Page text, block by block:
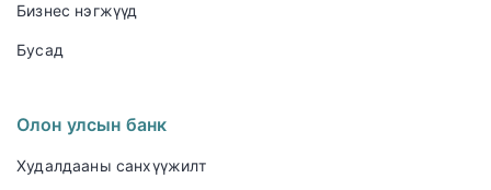
Бизнес нэгжүүд
Бусад
Олон улсын банк
Худалдааны санхүүжилт